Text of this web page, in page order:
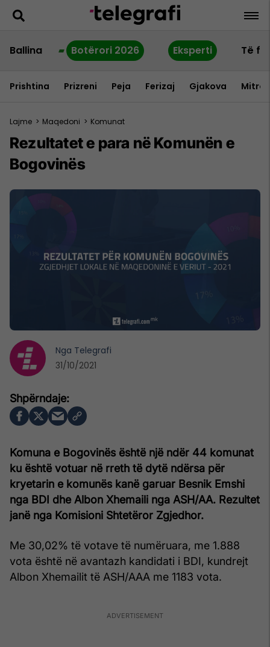
Ballina Botërori 2026 Eksperti Të
Prishtina Prizreni Peja Ferizaj Gjakova
Lajme > Maqedoni > Komunat
Rezultatet e para në Komunën e
Bogovinës
Komuna e Bogovinës është një ndër 44 komunat
ku është votuar në rreth të dytë ndërsa për
kryetarin e komunës kanë garuar Besnik Emshi
nga BDI dhe Albon Xhemaili nga ASH/AA. Rezultet
janë nga Komisioni Shtetëror Zgjedhor.
Me 30,02% të votave të numëruara, me 1.888
vota është në avantazh kandidati i BDI, kundrejt
Albon Xhemailit të ASH/AAA me 1183 vota.
Nga Telegrafi
31/10/2021